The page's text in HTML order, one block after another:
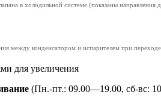
в холодильной системе (показаны
между конденсатором и испарителем при
(Пн.-пт.: 09.00—19.00, сб-вс: